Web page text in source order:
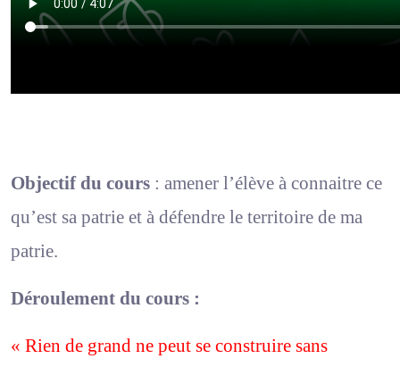
Objectif du cours : amener l’élève à connaitre ce
qu’est sa patrie et à défendre le territoire de ma
patrie.
Déroulement du cours :
« Rien de grand ne peut se construire sans